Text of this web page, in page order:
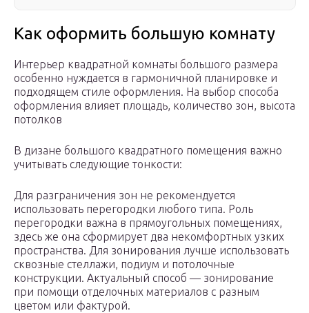
Как оформить большую комнату
Интерьер квадратной комнаты большого размера
особенно нуждается в гармоничной планировке и
подходящем стиле оформления. На выбор способа
оформления влияет площадь, количество зон, высота
потолков
В дизане большого квадратного помещения важно
учитывать следующие тонкости:
Для разграничения зон не рекомендуется
использовать перегородки любого типа. Роль
перегородки важна в прямоугольных помещениях,
здесь же она сформирует два некомфортных узких
пространства. Для зонирования лучше использовать
сквозные стеллажи, подиум и потолочные
конструкции. Актуальный способ — зонирование
при помощи отделочных материалов с разным
цветом или фактурой.